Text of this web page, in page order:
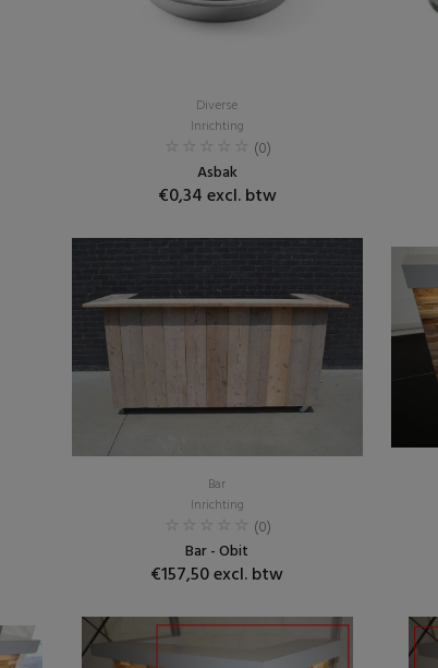
Diverse
Inrichting
(0)
Asbak
€0,34 excl. btw
Bar
Inrichting
(0)
Bar - Obit
€157,50 excl. btw